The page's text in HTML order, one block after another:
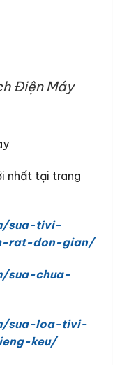
Điện Máy
nhất tại trang
sua-tivi-
rat-don-gian/
sua-chua-
sua-loa-tivi-
keu/